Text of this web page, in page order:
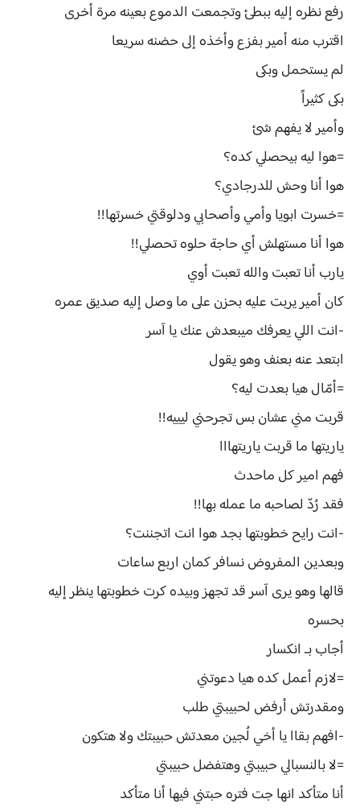
رفع نظره إليه ببطئ وتجمعت الدموع بعينه مرة أخرى
اقترب منه أمير بفزع وأخذه إلى حضنه سريعا
لم يستحمل وبكى
بكى كثيراً
وأمير لا يفهم شئ
=هوا ليه بيحصلي كده؟
هوا أنا وحش للدرجادي؟
=خسرت ابويا وأمي وأصحابي ودلوقتي خسرتها!!
هوا أنا مستهلش أي حاجة حلوه تحصلي!!
يارب أنا تعبت والله تعبت أوي
كان أمير يربت عليه بحزن على ما وصل إليه صديق عمره
-انت اللي يعرفك ميبعدش عنك يا آسر
ابتعد عنه بعنف وهو يقول
=أمّال هيا بعدت ليه؟
قربت مني عشان بس تجرحني ليييه!!
ياريتها ما قربت ياريتهااا
فهم امير كل ماحدث
فقد رُدّ لصاحبه ما عمله بها!!
-انت رايح خطوبتها بجد هوا انت اتجننت؟
وبعدين المفروض نسافر كمان اربع ساعات
قالها وهو يرى آسر قد تجهز وبيده كرت خطوبتها ينظر إليه
بحسره
أجاب بـ انكسار
=لازم أعمل كده هيا دعوتني
ومقدرتش أرفض لحبيبتي طلب
-افهم بقاا يا أخي لُجين معدتش حبيبتك ولا هتكون
=لا بالنسبالي حبيبتي وهتفضل حبيبتي
أنا متأكد انها جت فتره حبتني فيها أنا متأكد